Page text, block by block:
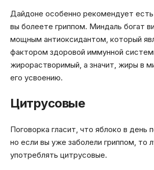
Дайдоне особенно рекомендует есть
вы болеете гриппом. Миндаль богат
мощным антиоксидантом, который
фактором здоровой иммунной
жирорастворимый, а значит, жиры в
его усвоению.
Цитрусовые
Поговорка гласит, что яблоко в день
но если вы уже заболели гриппом, то
употреблять цитрусовые.